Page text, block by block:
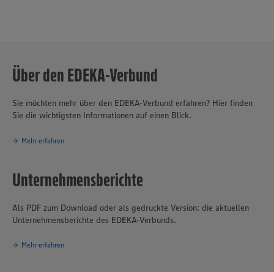
Über den EDEKA-Verbund
Sie möchten mehr über den EDEKA-Verbund erfahren? Hier finden
Sie die wichtigsten Informationen auf einen Blick.
Mehr erfahren
Unternehmensberichte
Als PDF zum Download oder als gedruckte Version: die aktuellen
Unternehmensberichte des EDEKA-Verbunds.
Mehr erfahren